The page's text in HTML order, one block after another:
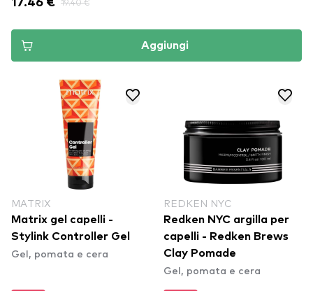
17.46 €
Aggiungi
MATRIX
Matrix gel capelli -
Stylink Controller Gel
Gel, pomata e cera
REDKEN NYC
Redken NYC argilla per
capelli - Redken Brews
Clay Pomade
Gel, pomata e cera